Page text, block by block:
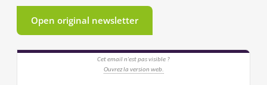
Open original newsletter